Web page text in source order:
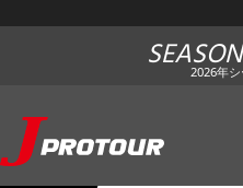
2026年